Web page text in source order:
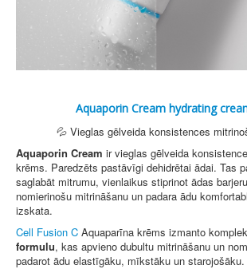
Aquaporin Cream hydrating
💦 Vieglas gēlveida konsistences
Aquaporin Cream ir vieglas gēlveida
krēms. Paredzēts pastāvīgi dehidrētai ādai. Tas
saglabāt mitrumu, vienlaikus stiprinot ādas
nomierinošu mitrināšanu un padara ādu
izskata.
Cell Fusion C Aquaparīna krēms izmanto
formulu, kas apvieno dubultu mitrināšanu un
padarot ādu elastīgāku, mīkstāku un starojošāku.